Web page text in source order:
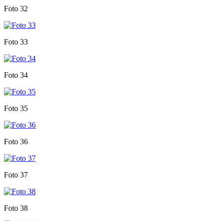
Foto 32
Foto 33
Foto 34
Foto 35
Foto 36
Foto 37
Foto 38